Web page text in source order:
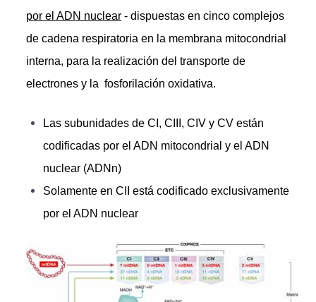
por el ADN nuclear - dispuestas en cinco complejos
de cadena respiratoria en la membrana mitocondrial
interna, para la realización del transporte de
electrones y la fosforilación oxidativa.
Las subunidades de CI, CIII, CIV y CV están
codificadas por el ADN mitocondrial y el ADN
nuclear (ADNn)
Solamente en CII está codificado exclusivamente
por el ADN nuclear